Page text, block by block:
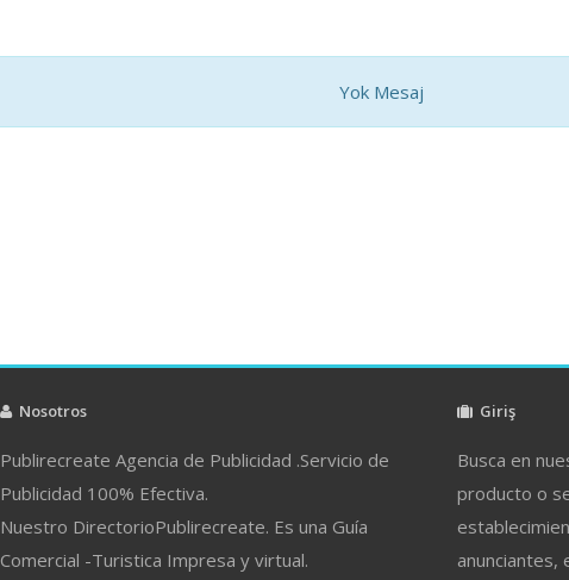
Yok Mesaj
Nosotros
Publirecreate Agencia de Publicidad .Servicio de
Publicidad 100% Efectiva.
Nuestro DirectorioPublirecreate. Es una Guía
Comercial -Turistica Impresa y virtual.
Giriş
Busca en
producto o